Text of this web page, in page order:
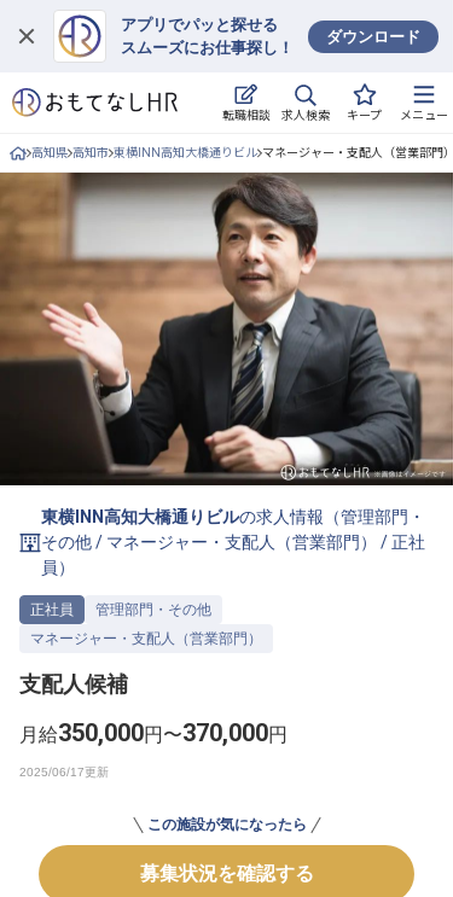
アプリでパッと探せる
スムーズにお仕事探し！
ダウンロード
転職相談 求人検索 キープ メニュー
ログイン
求人・施設を探す
キープした求人
就職・転職 合同説明会
おもてなしHRについて
ご利用の流れ
よくある質問
ホテル・宿泊業界情報コラム
採用をお考えの企業様へ
高知県 高知市 東横INN高知大橋通りビル マネージャー・支配人（営業部門
東横INN高知大橋通りビルの求人情報（管理部門・
その他/ マネージャー・支配人（営業部門） /正社
員 ）
正社員
管理部門・その他
マネージャー・支配人（営業部門）
支配人候補
月給350,000円〜370,000円
この施設が気になったら
募集状況を確認する